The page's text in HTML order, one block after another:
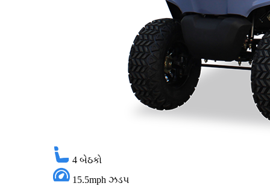
4 બેઠકો
15.5mph ઝડપ